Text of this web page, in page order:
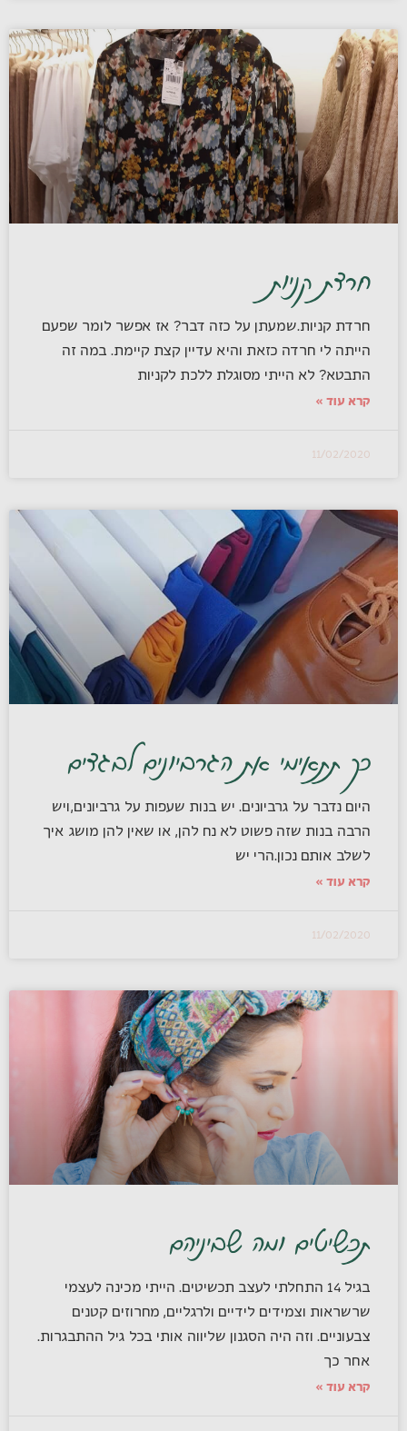
חרדת קניות
חרדת קניות.שמעתן על כזה דבר? אז אפשר לומר שפעם
הייתה לי חרדה כזאת והיא עדיין קצת קיימת. במה זה
התבטא? לא הייתי מסוגלת ללכת לקניות
קרא עוד »
11/02/2020
כך תתאימי את הגרביונים לבגדים
היום נדבר על גרביונים. יש בנות שעפות על גרביונים,ויש
הרבה בנות שזה פשוט לא נח להן, או שאין להן מושג איך
לשלב אותם נכון.הרי יש
קרא עוד »
11/02/2020
תכשיטים ומה שביניהם
בגיל 14 התחלתי לעצב תכשיטים. הייתי מכינה לעצמי
שרשראות וצמידים לידיים ולרגליים, מחרוזים קטנים
צבעוניים. וזה היה הסגנון שליווה אותי בכל גיל ההתבגרות.
אחר כך
קרא עוד »